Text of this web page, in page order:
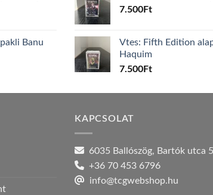
Banu
7.500Ft
Vtes: Fifth Edition
Haquim
7.500Ft
KAPCSOLAT
6035 Ballószög, Bartók utca
+36 70 453 6796
info@tcgwebshop.hu